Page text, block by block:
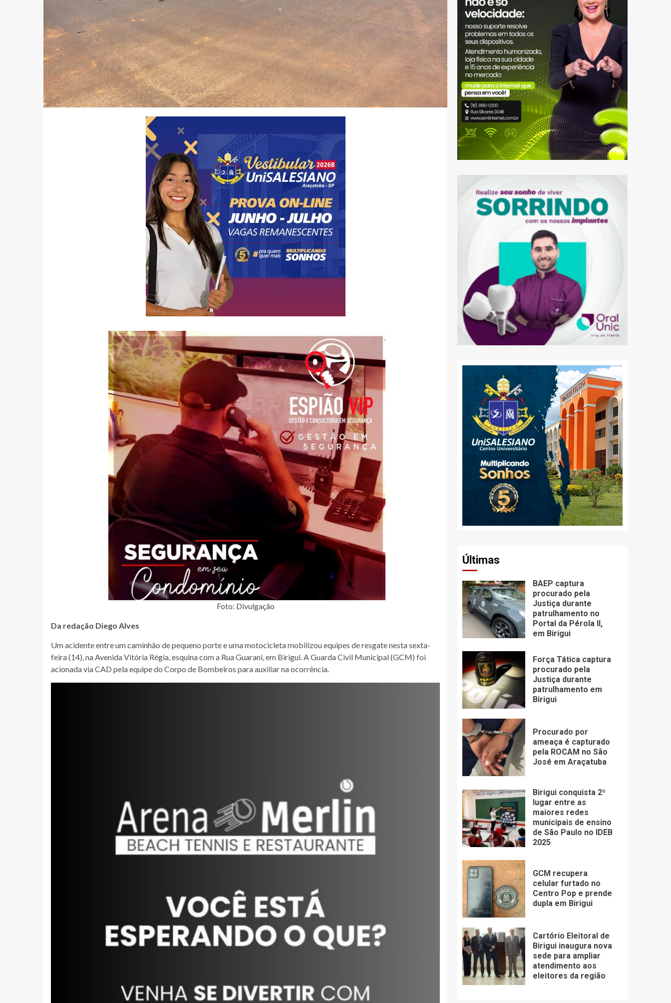
Foto: Divulgação
Da redação Diego Alves
Um acidente entre um caminhão de pequeno porte e uma motocicleta mobilizou equipes de resgate nesta sexta-
feira (14), na Avenida Vitória Régia, esquina com a Rua Guarani, em Birigui. A Guarda Civil Municipal (GCM) foi
acionada via CAD pela equipe do Corpo de Bombeiros para auxiliar na ocorrência.
Últimas
BAEP captura
procurado pela
Justiça durante
patrulhamento no
Portal da Pérola ll,
em Birigui
Força Tática captura
procurado pela
Justiça durante
patrulhamento em
Birigui
Procurado por
ameaça é capturado
pela ROCAM no São
José em Araçatuba
Birigui conquista 2º
lugar entre as
maiores redes
municipais de ensino
de São Paulo no IDEB
2025
GCM recupera
celular furtado no
Centro Pop e prende
dupla em Birigui
Cartório Eleitoral de
Birigui inaugura nova
sede para ampliar
atendimento aos
eleitores da região